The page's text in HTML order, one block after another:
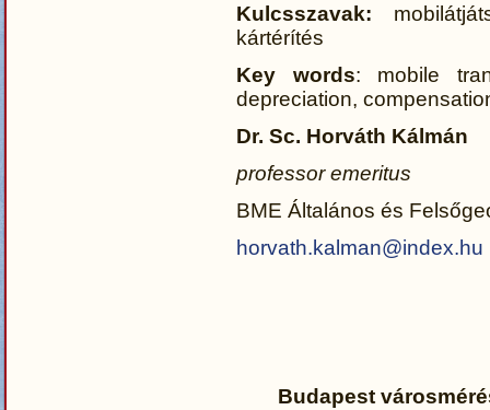
Kulcsszavak:
kártérítés
Key words: mobile
depreciation,
Dr. Sc. Horváth Kálmán
professor emeritus
BME Általános és
horvath.kalman@index.hu
Budapest